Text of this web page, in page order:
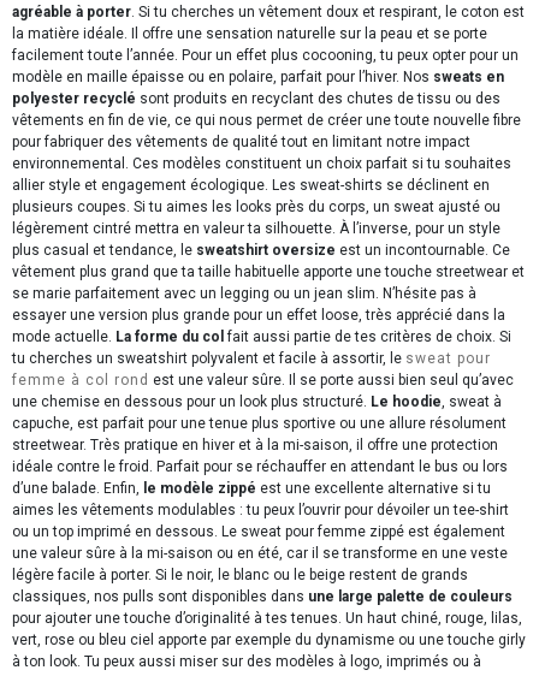
agréable à porter. Si tu cherches un vêtement doux et respirant, le coton est
la matière idéale. Il offre une sensation naturelle sur la peau et se porte
facilement toute l’année. Pour un effet plus cocooning, tu peux opter pour un
modèle en maille épaisse ou en polaire, parfait pour l’hiver. Nos sweats en
polyester recyclé sont produits en recyclant des chutes de tissu ou des
vêtements en fin de vie, ce qui nous permet de créer une toute nouvelle fibre
pour fabriquer des vêtements de qualité tout en limitant notre impact
environnemental. Ces modèles constituent un choix parfait si tu souhaites
allier style et engagement écologique. Les sweat-shirts se déclinent en
plusieurs coupes. Si tu aimes les looks près du corps, un sweat ajusté ou
légèrement cintré mettra en valeur ta silhouette. À l’inverse, pour un style
plus casual et tendance, le sweatshirt oversize est un incontournable. Ce
vêtement plus grand que ta taille habituelle apporte une touche streetwear et
se marie parfaitement avec un legging ou un jean slim. N’hésite pas à
essayer une version plus grande pour un effet loose, très apprécié dans la
mode actuelle. La forme du col fait aussi partie de tes critères de choix. Si
tu cherches un sweatshirt polyvalent et facile à assortir, le sweat pour
femme à col rond est une valeur sûre. Il se porte aussi bien seul qu’avec
une chemise en dessous pour un look plus structuré. Le hoodie, sweat à
capuche, est parfait pour une tenue plus sportive ou une allure résolument
streetwear. Très pratique en hiver et à la mi-saison, il offre une protection
idéale contre le froid. Parfait pour se réchauffer en attendant le bus ou lors
d’une balade. Enfin, le modèle zippé est une excellente alternative si tu
aimes les vêtements modulables : tu peux l’ouvrir pour dévoiler un tee-shirt
ou un top imprimé en dessous. Le sweat pour femme zippé est également
une valeur sûre à la mi-saison ou en été, car il se transforme en une veste
légère facile à porter. Si le noir, le blanc ou le beige restent de grands
classiques, nos pulls sont disponibles dans une large palette de couleurs
pour ajouter une touche d’originalité à tes tenues. Un haut chiné, rouge, lilas,
vert, rose ou bleu ciel apporte par exemple du dynamisme ou une touche girly
à ton look. Tu peux aussi miser sur des modèles à logo, imprimés ou à